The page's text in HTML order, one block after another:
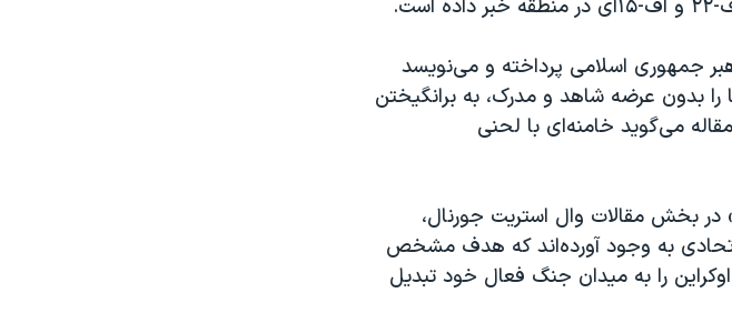
جمهوری اسلامی پرداخته و می‌نویسد
را بدون عرضه شاهد و مدرک، به برانگیختن
می‌گوید خامنه‌ای با لحنی
بخش مقالات وال استریت جورنال،
به وجود آورده‌اند که هدف مشخص
را به میدان جنگ فعال خود تبدیل